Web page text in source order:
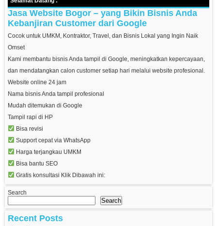
Jasa Website Bogor – yang Bikin Bisnis Anda
Kebanjiran Customer dari Google
Cocok untuk UMKM, Kontraktor, Travel, dan Bisnis Lokal yang Ingin Naik
Omset
Kami membantu bisnis Anda tampil di Google, meningkatkan kepercayaan,
dan mendatangkan calon customer setiap hari melalui website profesional.
Website online 24 jam
Nama bisnis Anda tampil profesional
Mudah ditemukan di Google
Tampil rapi di HP
Bisa revisi
Support cepat via WhatsApp
Harga terjangkau UMKM
Bisa bantu SEO
Gratis konsultasi Klik Dibawah ini:
Search
Search
Recent Posts